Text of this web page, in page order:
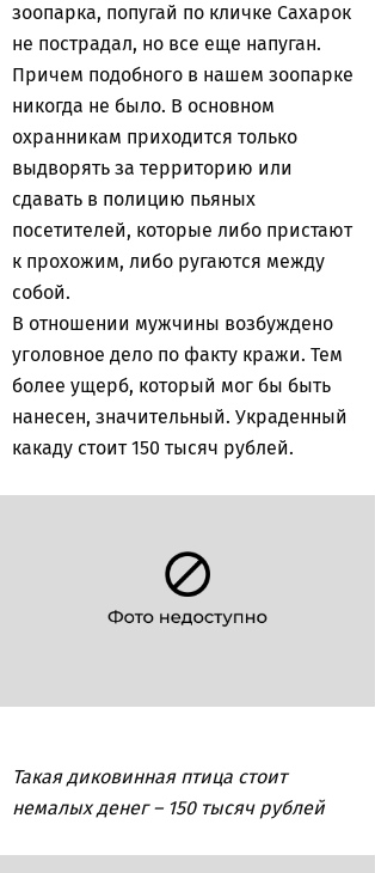
зоопарка, попугай по кличке Сахарок
не пострадал, но все еще напуган.
Причем подобного в нашем зоопарке
никогда не было. В основном
охранникам приходится только
выдворять за территорию или
сдавать в полицию пьяных
посетителей, которые либо пристают
к прохожим, либо ругаются между
собой.
В отношении мужчины возбуждено
уголовное дело по факту кражи. Тем
более ущерб, который мог бы быть
нанесен, значительный. Украденный
какаду стоит 150 тысяч рублей.
Такая диковинная птица стоит
немалых денег – 150 тысяч рублей